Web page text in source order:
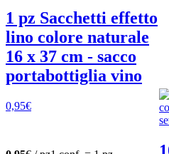
1 pz Sacchetti effetto
lino colore naturale
16 x 37 cm - sacco
portabottiglia vino
0,95€